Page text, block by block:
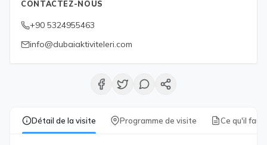
Détail de la visite Programme de visite Ce qu'il faut
CONTACTEZ-NOUS
+90 5324955463
info@dubaiaktiviteleri.com